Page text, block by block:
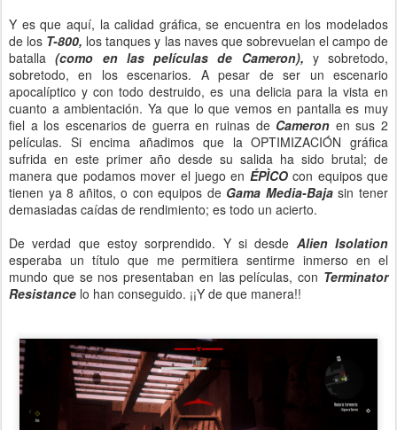
Y es que aquí, la calidad gráfica, se encuentra en los modelados
de los T-800, los tanques y las naves que sobrevuelan el campo de
batalla(como en las películas de Cameron), y sobretodo,
sobretodo, en los escenarios. A pesar de ser un escenario
apocalíptico y con todo destruido, es una delicia para la vista en
cuanto a ambientación. Ya que lo que vemos en pantalla es muy
fiel a los escenarios de guerra en ruinas de Cameron en sus 2
películas. Si encima añadimos que la OPTIMIZACIÓN gráfica
sufrida en este primer año desde su salida ha sido brutal; de
manera que podamos mover el juego en ÉPÌCOcon equipos que
tienen ya 8 añitos, o con equipos de Gama Media-Bajasin tener
demasiadas caídas de rendimiento; es todo un acierto.
De verdad que estoy sorprendido. Y si desde Alien Isolation
esperaba un título que me permitiera sentirme inmerso en el
mundo que se nos presentaban en las películas, con Terminator
Resistance lo han conseguido. ¡¡Y de que manera!!